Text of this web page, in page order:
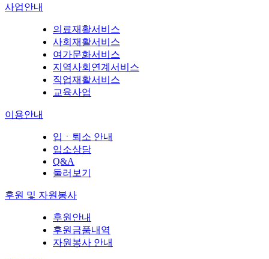
사업안내
의료재활서비스
사회재활서비스
여가문화서비스
지역사회연계서비스
직업재활서비스
교육사업
이용안내
입ㆍ퇴소 안내
입소상담
Q&A
둘러보기
후원 및 자원봉사
후원안내
후원금품내역
자원봉사 안내